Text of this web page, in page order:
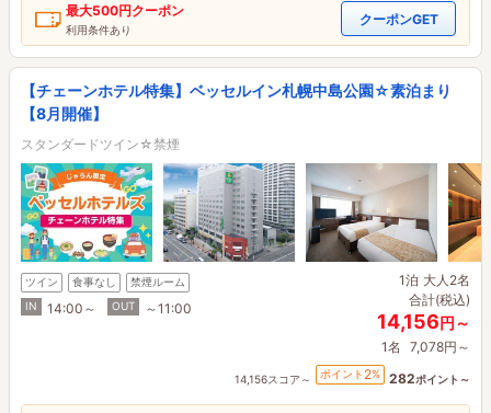
最大500円クーポン
利用条件あり
クーポンGET
【チェーンホテル特集】ベッセルイン札幌中島公園☆素泊まり
【8月開催】
スタンダードツイン☆禁煙
ツイン 食事なし
禁煙ルーム
IN
14:00～ OUT ～11:00
1泊 大人2名
合計(税込)
14,156円～
1名 7,078円～
14,156スコア～ ポイント 2% 282ポイント～